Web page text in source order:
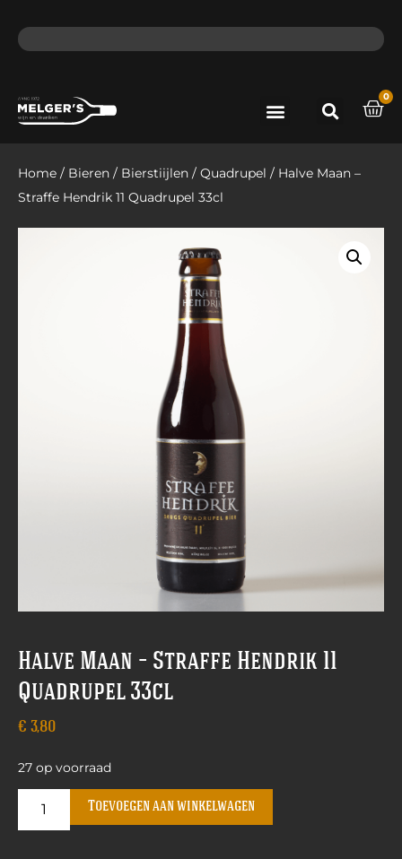
0
Home / Bieren / Bierstiijlen / Quadrupel / Halve Maan –
Straffe Hendrik 11 Quadrupel 33cl
Halve Maan – Straffe Hendrik 11
Quadrupel 33cl
€ 3,80
27 op voorraad
Toevoegen aan winkelwagen